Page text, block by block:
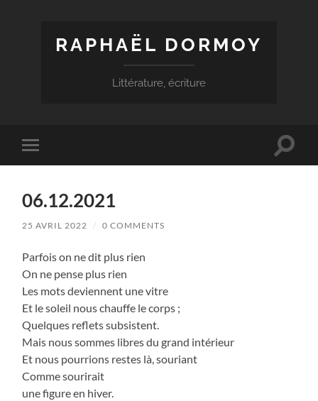
RAPHAËL DORMOY
Littérature, écriture
Toggle
mobile
Toggle
06.12.2021
25 AVRIL 2022 / 0 COMMENTS
Parfois on ne dit plus rien
On ne pense plus rien
Les mots deviennent une vitre
Et le soleil nous chauffe le corps ;
Quelques reflets subsistent.
Mais nous sommes libres du grand intérieur
Et nous pourrions restes là, souriant
Comme sourirait
une figure en hiver.